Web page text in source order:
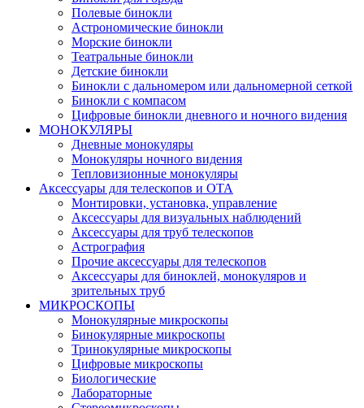
Полевые бинокли
Астрономические бинокли
Морские бинокли
Театральные бинокли
Детские бинокли
Бинокли с дальномером или дальномерной сеткой
Бинокли с компасом
Цифровые бинокли дневного и ночного видения
МОНОКУЛЯРЫ
Дневные монокуляры
Монокуляры ночного видения
Тепловизионные монокуляры
Аксессуары для телескопов и ОТА
Монтировки, установка, управление
Аксессуары для визуальных наблюдений
Аксессуары для труб телескопов
Астрография
Прочие аксессуары для телескопов
Аксессуары для биноклей, монокуляров и
зрительных труб
МИКРОСКОПЫ
Монокулярные микроскопы
Бинокулярные микроскопы
Тринокулярные микроскопы
Цифровые микроскопы
Биологические
Лабораторные